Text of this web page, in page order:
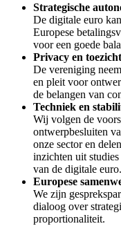
Strategische
De digitale euro
Europese
voor een goede
Privacy en toezicht
De vereniging
en pleit voor
de belangen van
Techniek en
Wij volgen de
ontwerpbesluiten
onze sector en
inzichten uit
van de digitale euro.
Europese
We zijn
dialoog over
proportionaliteit.